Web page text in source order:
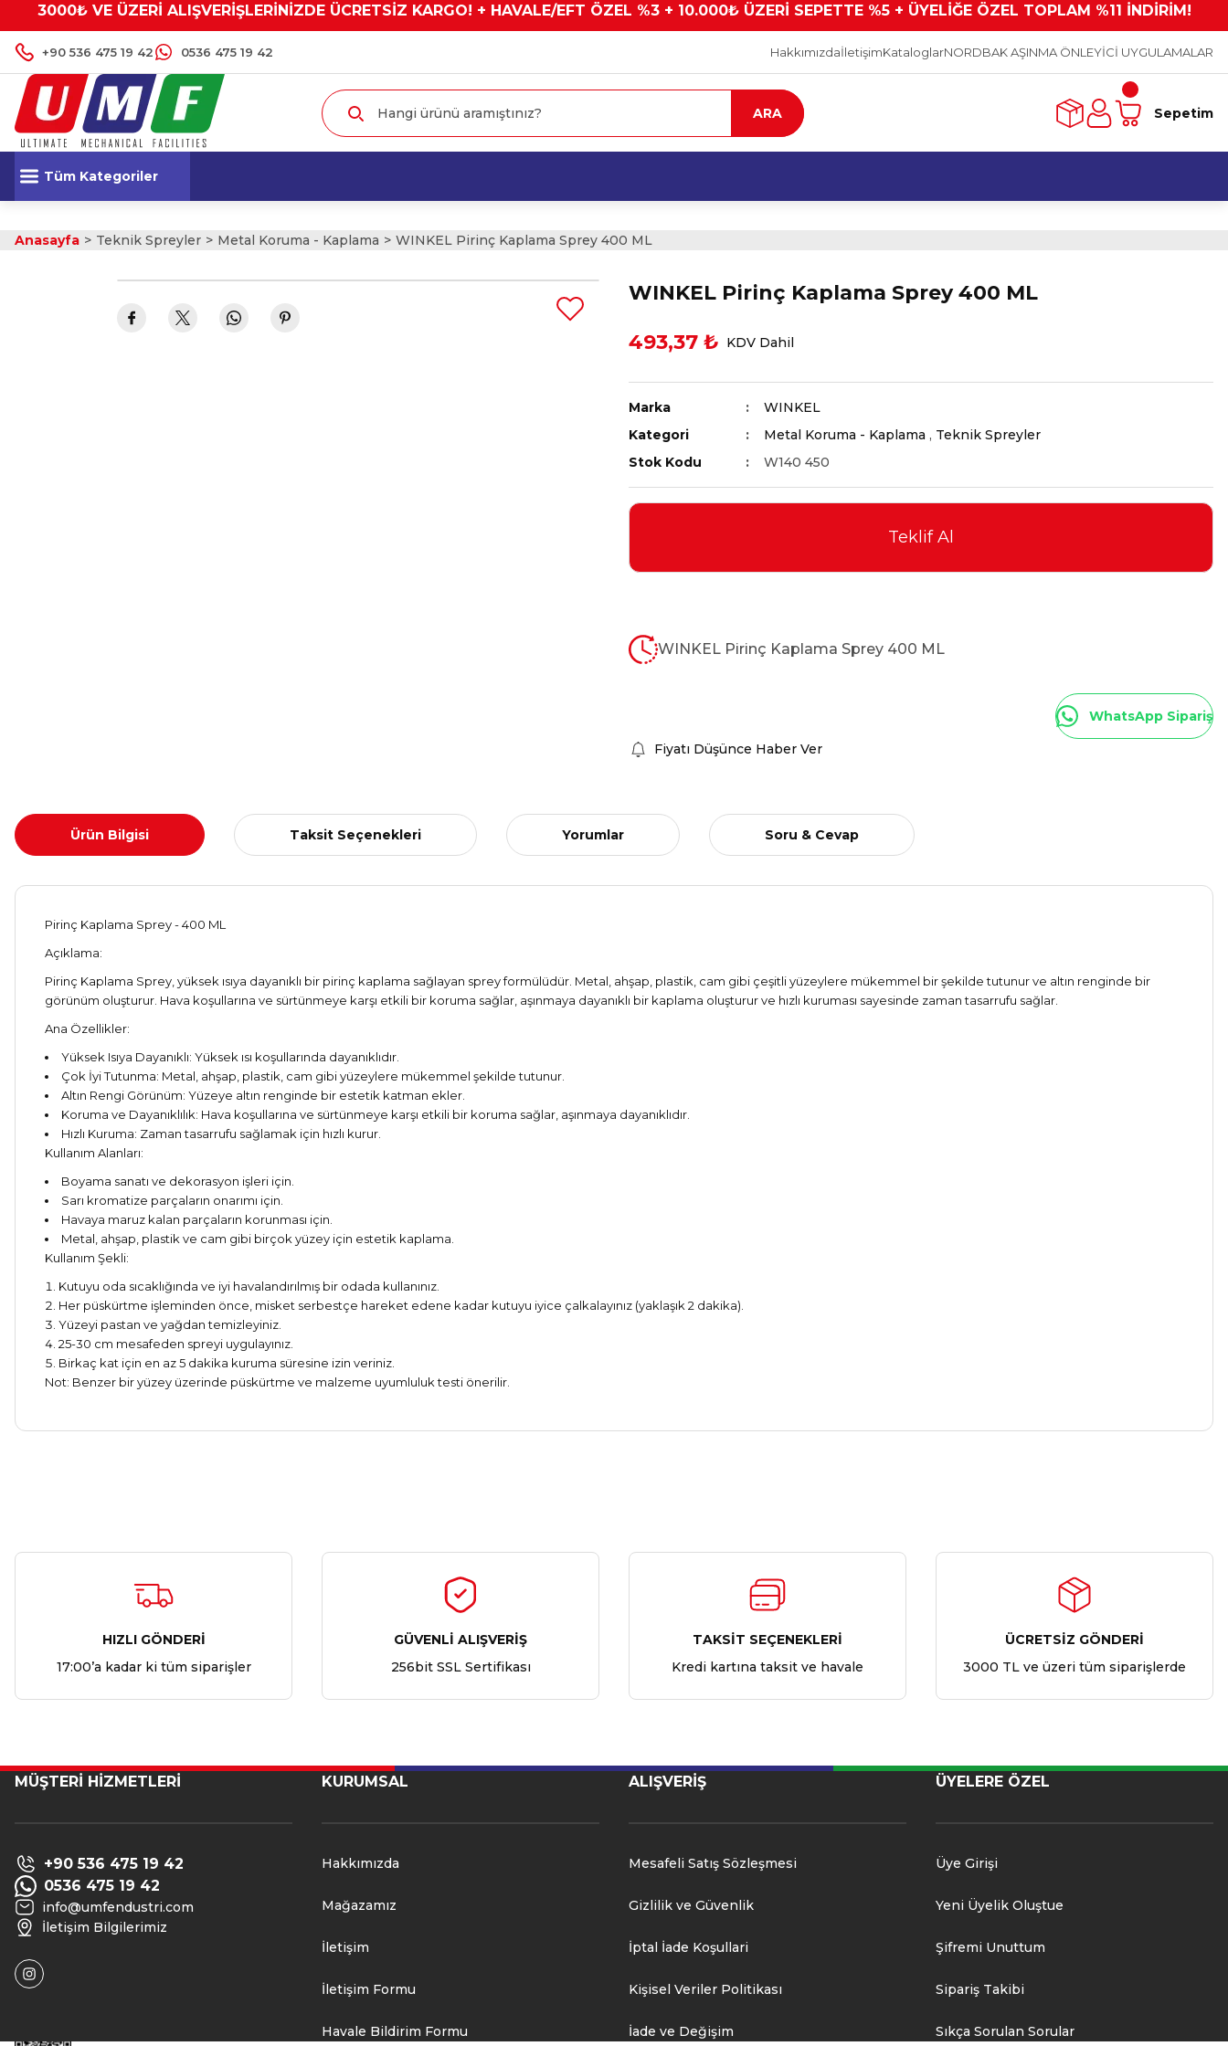
3000₺ VE ÜZERİ ALIŞVERİŞLERİNİZDE ÜCRETSİZ KARGO! + HAVALE/EFT ÖZEL %3 + 10.000₺ ÜZERİ SEPETTE %5 + ÜYELİĞE ÖZEL TOPLAM %11 İNDİRİM!
+90 536 475 19 42 0536 475 19 42 HakkımızdaİletişimKataloglarNORDBAK AŞINMA ÖNLEYİCİ UYGULAMALAR
ARA Sepetim
Tüm Kategoriler
Anasayfa Teknik Spreyler Metal Koruma - Kaplama WINKEL Pirinç Kaplama Sprey 400 ML
WINKEL Pirinç Kaplama Sprey 400 ML
493,37 ₺ KDV Dahil
Marka
WINKEL
Kategori
Metal Koruma - Kaplama , Teknik Spreyler
Stok Kodu
W140 450
Teklif Al
WINKEL Pirinç Kaplama Sprey 400 ML
WhatsApp Sipariş
Fiyatı Düşünce Haber Ver
Ürün Bilgisi Taksit Seçenekleri Yorumlar Soru & Cevap
Pirinç Kaplama Sprey - 400 ML
Açıklama:
Pirinç Kaplama Sprey, yüksek ısıya dayanıklı bir pirinç kaplama sağlayan sprey formülüdür. Metal, ahşap, plastik, cam gibi çeşitli yüzeylere mükemmel bir şekilde tutunur ve altın renginde bir
görünüm oluşturur. Hava koşullarına ve sürtünmeye karşı etkili bir koruma sağlar, aşınmaya dayanıklı bir kaplama oluşturur ve hızlı kuruması sayesinde zaman tasarrufu sağlar.
Ana Özellikler:
Yüksek Isıya Dayanıklı: Yüksek ısı koşullarında dayanıklıdır.
Çok İyi Tutunma: Metal, ahşap, plastik, cam gibi yüzeylere mükemmel şekilde tutunur.
Altın Rengi Görünüm: Yüzeye altın renginde bir estetik katman ekler.
Koruma ve Dayanıklılık: Hava koşullarına ve sürtünmeye karşı etkili bir koruma sağlar, aşınmaya dayanıklıdır.
Hızlı Kuruma: Zaman tasarrufu sağlamak için hızlı kurur.
Kullanım Alanları:
Boyama sanatı ve dekorasyon işleri için.
Sarı kromatize parçaların onarımı için.
Havaya maruz kalan parçaların korunması için.
Metal, ahşap, plastik ve cam gibi birçok yüzey için estetik kaplama.
Kullanım Şekli:
Kutuyu oda sıcaklığında ve iyi havalandırılmış bir odada kullanınız.
Her püskürtme işleminden önce, misket serbestçe hareket edene kadar kutuyu iyice çalkalayınız (yaklaşık 2 dakika).
Yüzeyi pastan ve yağdan temizleyiniz.
25-30 cm mesafeden spreyi uygulayınız.
Birkaç kat için en az 5 dakika kuruma süresine izin veriniz.
Not: Benzer bir yüzey üzerinde püskürtme ve malzeme uyumluluk testi önerilir.
Yorum Yaz
Soru Sor
HIZLI GÖNDERİ
17:00’a kadar ki tüm siparişler
GÜVENLİ ALIŞVERİŞ
256bit SSL Sertifikası
TAKSİT SEÇENEKLERİ
Kredi kartına taksit ve havale
ÜCRETSİZ GÖNDERİ
3000 TL ve üzeri tüm siparişlerde
MÜŞTERİ HİZMETLERİ
+90 536 475 19 42
0536 475 19 42
info@umfendustri.com
İletişim Bilgilerimiz
KURUMSAL
Hakkımızda
Mağazamız
İletişim
İletişim Formu
Havale Bildirim Formu
ALIŞVERİŞ
Mesafeli Satış Sözleşmesi
Gizlilik ve Güvenlik
İptal İade Koşullari
Kişisel Veriler Politikası
İade ve Değişim
ÜYELERE ÖZEL
Üye Girişi
Yeni Üyelik Oluştue
Şifremi Unuttum
Sipariş Takibi
Sıkça Sorulan Sorular